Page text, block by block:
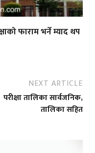
फाराम भर्ने म्याद थप
NEXT ARTICLE
परीक्षा तालिका सार्वजनिक,
तालिका सहित